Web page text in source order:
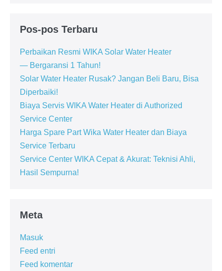
Pos-pos Terbaru
Perbaikan Resmi WIKA Solar Water Heater
— Bergaransi 1 Tahun!
Solar Water Heater Rusak? Jangan Beli Baru, Bisa
Diperbaiki!
Biaya Servis WIKA Water Heater di Authorized
Service Center
Harga Spare Part Wika Water Heater dan Biaya
Service Terbaru
Service Center WIKA Cepat & Akurat: Teknisi Ahli,
Hasil Sempurna!
Meta
Masuk
Feed entri
Feed komentar